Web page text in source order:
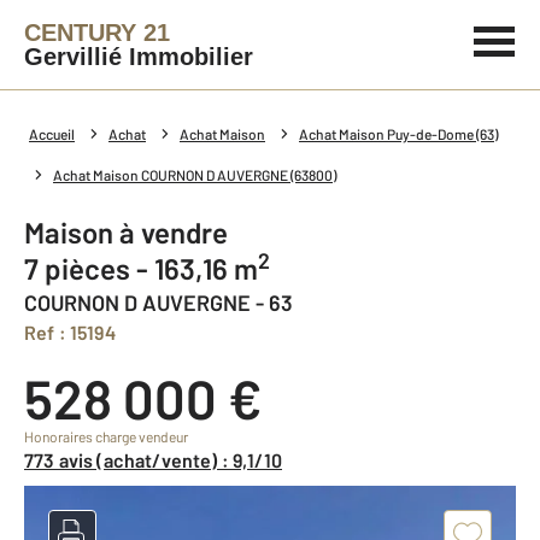
CENTURY 21
Gervillié Immobilier
Accueil Achat Achat Maison Achat Maison Puy-de-Dome (63)
Achat Maison COURNON D AUVERGNE (63800)
Maison à vendre
7 pièces - 163,16 m2
COURNON D AUVERGNE - 63
Ref : 15194
528 000 €
Honoraires charge vendeur
773 avis (achat/vente) : 9,1/10